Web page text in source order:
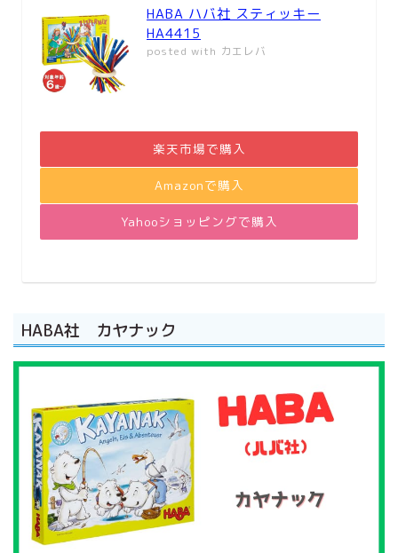
HABA ハバ社 スティッキー
HA4415
posted with カエレバ
楽天市場で購入
Amazonで購入
Yahooショッピングで購入
HABA社 カヤナック